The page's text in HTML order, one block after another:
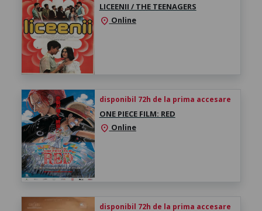
LICEENII / THE TEENAGERS
location_on Online
disponibil 72h de la prima accesare
ONE PIECE FILM: RED
location_on Online
disponibil 72h de la prima accesare